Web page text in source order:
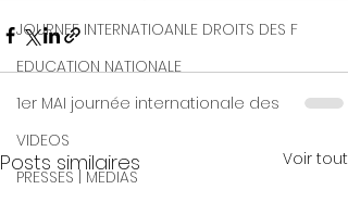
JOURNEE INTERNATIOANLE DROITS DES F
EDUCATION NATIONALE
1er MAI journée internationale des
VIDEOS
PRESSES | MEDIAS
Posts similaires Voir tout